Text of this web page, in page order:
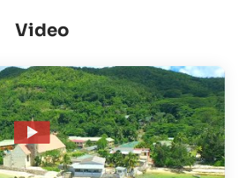
Video